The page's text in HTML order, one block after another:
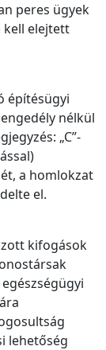
peres ügyek
kell elejtett
építésügyi
nélkül
„C”-
a homlokzat
el.
kifogások
lehetőség